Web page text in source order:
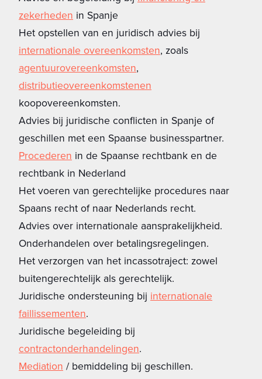
zekerheden in Spanje
Het opstellen van en juridisch advies bij
internationale overeenkomsten, zoals
agentuurovereenkomsten,
distributieovereenkomstenen
koopovereenkomsten.
Advies bij juridische conflicten in Spanje of
geschillen met een Spaanse businesspartner.
Procederen in de Spaanse rechtbank en de
rechtbank in Nederland
Het voeren van gerechtelijke procedures naar
Spaans recht of naar Nederlands recht.
Advies over internationale aansprakelijkheid.
Onderhandelen over betalingsregelingen.
Het verzorgen van het incassotraject: zowel
buitengerechtelijk als gerechtelijk.
Juridische ondersteuning bij internationale
faillissementen.
Juridische begeleiding bij
contractonderhandelingen.
Mediation / bemiddeling bij geschillen.